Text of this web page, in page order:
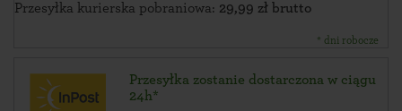
Przesyłka kurierska pobraniowa: 29,99 zł brutto
* dni robocze
Przesyłka zostanie dostarczona w ciągu
24h*